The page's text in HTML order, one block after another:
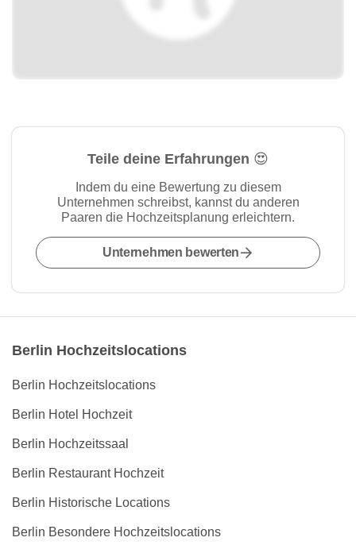
Teile deine Erfahrungen 😍
Indem du eine Bewertung zu diesem
Unternehmen schreibst, kannst du anderen
Paaren die Hochzeitsplanung erleichtern.
Unternehmen bewerten
Berlin Hochzeitslocations
Berlin Hochzeitslocations
Berlin Hotel Hochzeit
Berlin Hochzeitssaal
Berlin Restaurant Hochzeit
Berlin Historische Locations
Berlin Besondere Hochzeitslocations